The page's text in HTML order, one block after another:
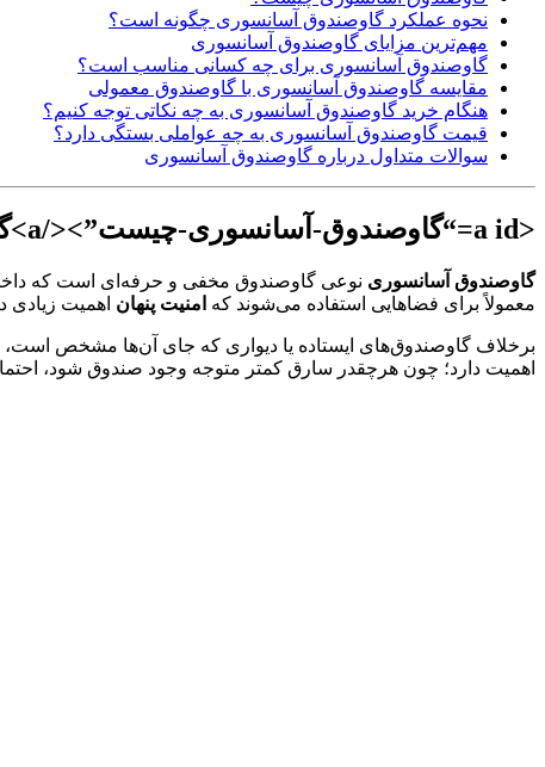
نحوه عملکرد گاوصندوق آسانسوری چگونه است؟
مهم‌ترین مزایای گاوصندوق آسانسوری
گاوصندوق آسانسوری برای چه کسانی مناسب است؟
مقایسه گاوصندوق آسانسوری با گاوصندوق معمولی
هنگام خرید گاوصندوق آسانسوری به چه نکاتی توجه کنیم؟
قیمت گاوصندوق آسانسوری به چه عواملی بستگی دارد؟
سوالات متداول درباره گاوصندوق آسانسوری
<a id=“گاوصندوق-آسانسوری-چیست”></a>گاوصندوق آسانسوری چیست؟
گاوصندوق آسانسوری نوعی گاوصندوق مخفی و حرفه‌ای است که داخل
معمولاً برای فضاهایی استفاده می‌شوند که امنیت پنهان اهمیت زیادی
برخلاف گاوصندوق‌های ایستاده یا دیواری که جای آن‌ها مشخص است،
اهمیت دارد؛ چون هرچقدر سارق کمتر متوجه وجود صندوق شود،